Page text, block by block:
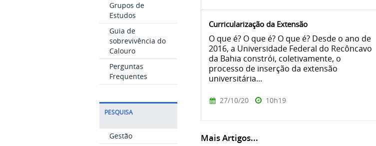
Grupos de
Estudos
Guia de
sobrevivência do
Calouro
Perguntas
Frequentes
PESQUISA
Gestão
Curricularização da Extensão
O que é? O que é? O que é? Desde o ano de
2016, a Universidade Federal do Recôncavo
da Bahia constrói, coletivamente, o
processo de inserção da extensão
universitária...
27/10/20 10h19
Mais Artigos...